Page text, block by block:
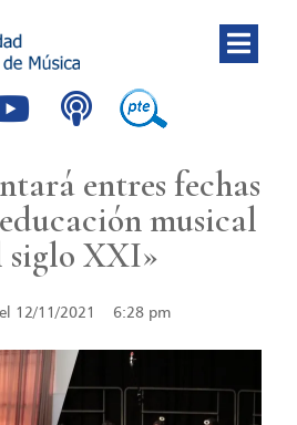
entres fechas
musical
siglo XXI»
12/11/2021 6:28 pm